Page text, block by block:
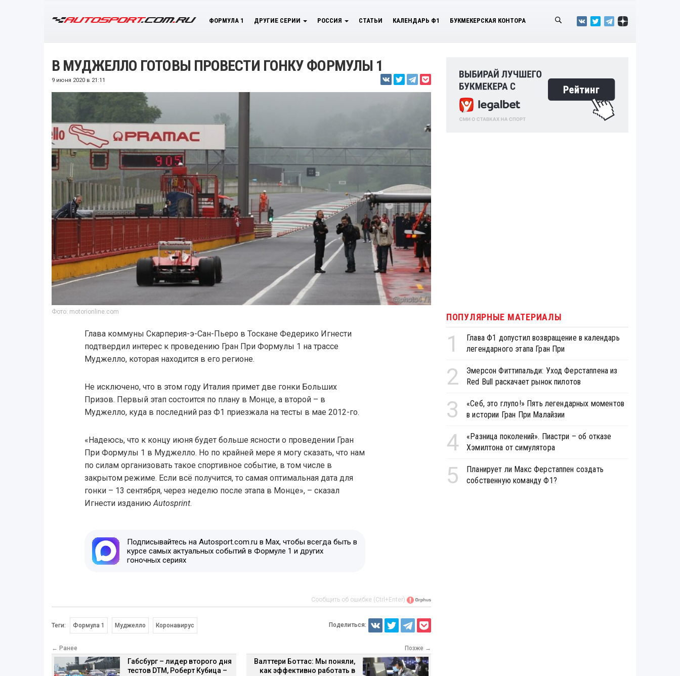
ФОРМУЛА 1 ДРУГИЕ СЕРИИ РОССИЯ СТАТЬИ КАЛЕНДАРЬ Ф1 БУКМЕКЕРСКАЯ КОНТОРА
В МУДЖЕЛЛО ГОТОВЫ ПРОВЕСТИ ГОНКУ ФОРМУЛЫ 1
9 июня 2020 в 21:11
Фото: motorionline.com
Глава коммуны Скарперия-э-Сан-Пьеро в Тоскане Федерико Игнести
подтвердил интерес к проведению Гран При Формулы 1 на трассе
Муджелло, которая находится в его регионе.
Не исключено, что в этом году Италия примет две гонки Больших
Призов. Первый этап состоится по плану в Монце, а второй – в
Муджелло, куда в последний раз Ф1 приезжала на тесты в мае 2012-го.
«Надеюсь, что к концу июня будет больше ясности о проведении Гран
При Формулы 1 в Муджелло. Но по крайней мере я могу сказать, что нам
по силам организовать такое спортивное событие, в том числе в
закрытом режиме. Если всё получится, то самая оптимальная дата для
гонки – 13 сентября, через неделю после этапа в Монце», – сказал
Игнести изданиюAutosprint.
Подписывайтесь на Autosport.com.ru в Max, чтобы всегда быть в
курсе самых актуальных событий в Формуле 1 и других
гоночных сериях
Сообщить об ошибке (Ctrl+Enter)
Теги: Формула 1 Муджелло Коронавирус Поделиться:
← Ранее
Габсбург – лидер второго дня
тестов DTM, Роберт Кубица –
Позже →
Валттери Боттас: Мы поняли,
как эффективно работать в
ПОПУЛЯРНЫЕ МАТЕРИАЛЫ
1
Глава Ф1 допустил возвращение в календарь
легендарного этапа Гран При
2
Эмерсон Фиттипальди: Уход Ферстаппена из
Red Bull раскачает рынок пилотов
3
«Себ, это глупо!» Пять легендарных моментов
в истории Гран При Малайзии
4
«Разница поколений». Пиастри – об отказе
Хэмилтона от симулятора
5
Планирует ли Макс Ферстаппен создать
собственную команду Ф1?